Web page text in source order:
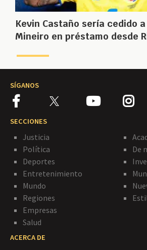
Kevin Castaño sería cedido
Mineiro en préstamo desde
SÍGANOS
SECCIONES
Justicia
Política
Deportes
Entretenimiento
Mundo
Regiones
Empresas
Salud
De
ACERCA DE